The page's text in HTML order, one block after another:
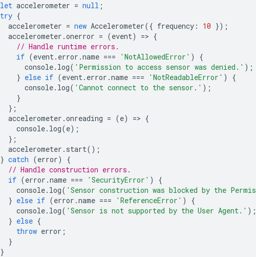
let accelerometer = null ;
try {
accelerometer = new Accelerometer({ frequency : 10 });
accelerometer .onerror = (event) => {
// Handle runtime errors.
if (event. error .name === 'NotAllowedError' )
{
console. log( 'Permission to access sensor was denied.' );
} else if (event. error .name === 'NotReadableError' )
{
console. log( 'Cannot connect to the sensor.' );
}
};
accelerometer .onreading = (e) => {
console. log(e);
};
accelerometer . start();
} catch (error)
{
// Handle construction errors.
if (error .name === 'SecurityError' )
{
console. log( 'Sensor construction was blocked by the
} else if (error .name === 'ReferenceError' )
{
console. log( 'Sensor is not supported by the User Agent.' );
} else {
throw error ;
}
}